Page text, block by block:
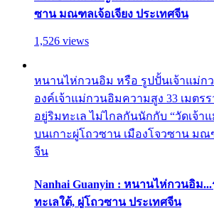
ซาน มณฑลเจ้อเจียง ประเทศจีน
1,526 views
หนานไห่กวนอิม หรือ รูปปั้นเจ้าแม่ก
องค์เจ้าแม่กวนอิมความสูง 33 เมตร
อยู่ริมทะเล ไม่ไกลกันนักกับ “วัดเจ้า
บนเกาะผู่โถวซาน เมืองโจวซาน มณ
จีน
Nanhai Guanyin : หนานไห่กวนอิม
ทะเลใต้, ผู่โถวซาน ประเทศจีน